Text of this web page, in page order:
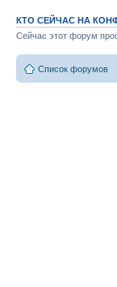
КТО СЕЙЧАС НА
Сейчас этот форум
Список форумов